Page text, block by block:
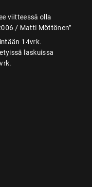
viitteessä olla
/ Matti Möttönen”
14vrk.
laskuissa